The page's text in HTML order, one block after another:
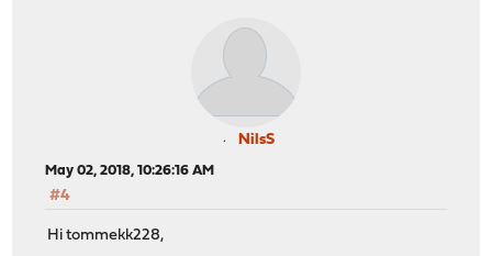
NilsS
May 02, 2018, 10:26:16 AM
#4
Hi tommekk228,